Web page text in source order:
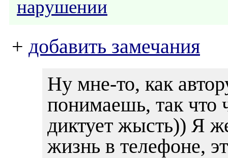
нарушении
+ добавить замечания
Ну мне-то, как
понимаешь, так что
диктует жысть)) Я
жизнь в телефоне,